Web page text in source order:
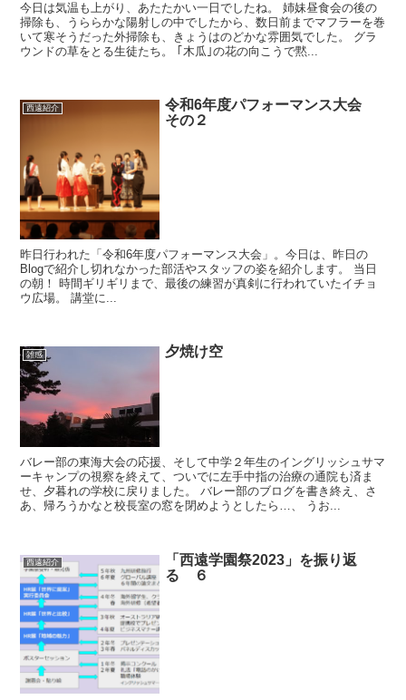
今日は気温も上がり、あたたかい一日でしたね。 姉妹昼食会の後の
掃除も、うららかな陽射しの中でしたから、数日前までマフラーを巻
いて寒そうだった外掃除も、きょうはのどかな雰囲気でした。 グラ
ウンドの草をとる生徒たち。 ｢木瓜｣の花の向こうで黙...
西遠紹介
令和6年度パフォーマンス大会
その２
昨日行われた「令和6年度パフォーマンス大会」。今日は、昨日の
Blogで紹介し切れなかった部活やスタッフの姿を紹介します。 当日
の朝！ 時間ギリギリまで、最後の練習が真剣に行われていたイチョ
ウ広場。 講堂に...
雑感 夕焼け空
バレー部の東海大会の応援、そして中学２年生のイングリッシュサマ
ーキャンプの視察を終えて、ついでに左手中指の治療の通院も済ま
せ、夕暮れの学校に戻りました。 バレー部のブログを書き終え、さ
あ、帰ろうかなと校長室の窓を閉めようとしたら…、 うお...
西遠紹介
「西遠学園祭2023」を振り返
る ６